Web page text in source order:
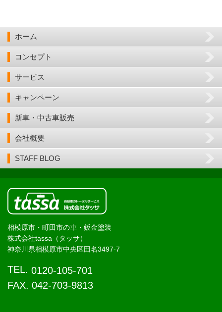
ホーム
コンセプト
サービス
キャンペーン
新車・中古車販売
会社概要
STAFF BLOG
相模原市・町田市の車・鈑金塗装
株式会社tassa（タッサ）
神奈川県相模原市中央区田名3497-7
TEL. 0120-105-701
FAX. 042-703-9813